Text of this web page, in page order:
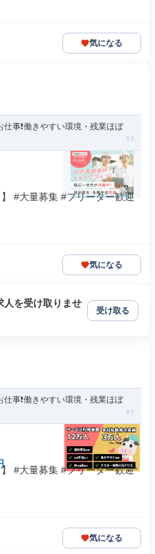
気になる
事❗️働きやすい環境・残業ほぼ
#大量募集 #フリーター歓迎
気になる
人を受け取りませ
受け取る
事❗️働きやすい環境・残業ほぼ
#大量募集 #フリーター歓迎
気になる